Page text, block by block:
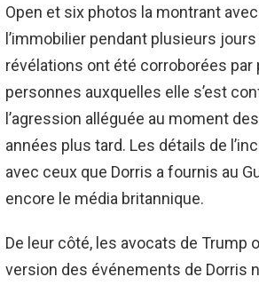
Open et six photos la montrant
l’immobilier pendant plusieurs jours
révélations ont été corroborées par
personnes auxquelles elle s’est
l’agression alléguée au moment
années plus tard. Les détails de
avec ceux que Dorris a fournis au
encore le média britannique.
De leur côté, les avocats de Trump
version des événements de Dorris